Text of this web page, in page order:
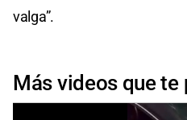
valga”.
Más videos que te